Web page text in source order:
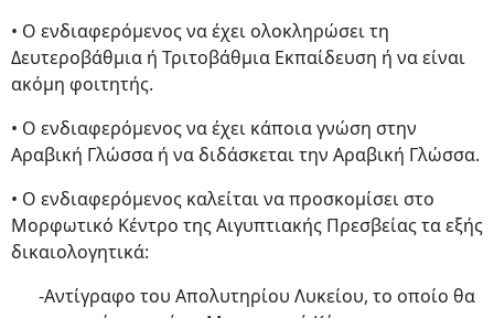
• Ο ενδιαφερόμενος να έχει ολοκληρώσει τη
Δευτεροβάθμια ή Τριτοβάθμια Εκπαίδευση ή να είναι
ακόμη φοιτητής.
• Ο ενδιαφερόμενος να έχει κάποια γνώση στην
Αραβική Γλώσσα ή να διδάσκεται την Αραβική Γλώσσα.
• Ο ενδιαφερόμενος καλείται να προσκομίσει στο
Μορφωτικό Κέντρο της Αιγυπτιακής Πρεσβείας τα εξής
δικαιολογητικά:
-Αντίγραφο του Απολυτηρίου Λυκείου, το οποίο θα